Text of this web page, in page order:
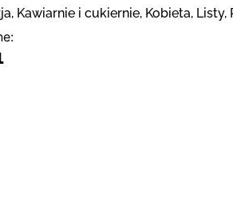
Kawiarnie i cukiernie, Kobieta,